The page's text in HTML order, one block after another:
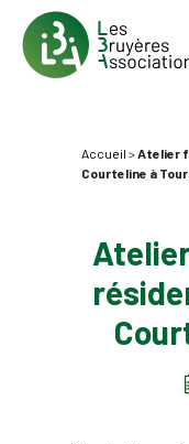
Accueil >Atelier
Courteline à